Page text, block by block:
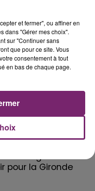
éphémère
!
du 12 Août 2026
de la région sont
pour la Gironde
et fermer", ou affiner en
dans "Gérer mes choix".
sur "Continuer sans
que pour ce site. Vous
consentement à tout
en bas de chaque page.